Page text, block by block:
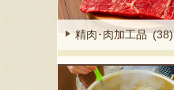
精肉･肉加工品 (38)